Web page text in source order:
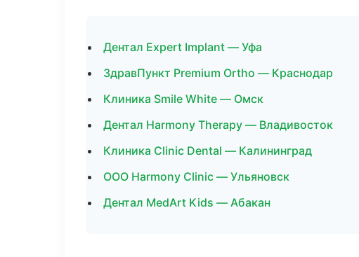
Дентал Expert Implant — Уфа
ЗдравПункт Premium Ortho — Краснодар
Клиника Smile White — Омск
Дентал Harmony Therapy — Владивосток
Клиника Clinic Dental — Калининград
ООО Harmony Clinic — Ульяновск
Дентал MedArt Kids — Абакан